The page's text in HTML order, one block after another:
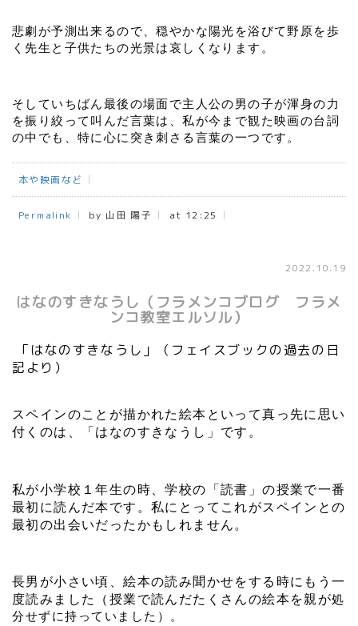
悲劇が予測出来るので、穏やかな陽光を浴びて野原を歩
く先生と子供たちの光景は哀しくなります。
そしていちばん最後の場面で主人公の男の子が渾身の力
を振り絞って叫んだ言葉は、私が今まで観た映画の台詞
の中でも、特に心に突き刺さる言葉の一つです。
本や映画など
Permalink by 山田 陽子 at 12:25
2022.10.19
はなのすきなうし（フラメンコブログ フラメ
ンコ教室エルソル）
「はなのすきなうし」（フェイスブックの過去の日
記より）
スペインのことが描かれた絵本といって真っ先に思い
付くのは、「はなのすきなうし」です。
私が小学校１年生の時、学校の「読書」の授業で一番
最初に読んだ本です。私にとってこれがスペインとの
最初の出会いだったかもしれません。
長男が小さい頃、絵本の読み聞かせをする時にもう一
度読みました（授業で読んだたくさんの絵本を親が処
分せずに持っていました）。